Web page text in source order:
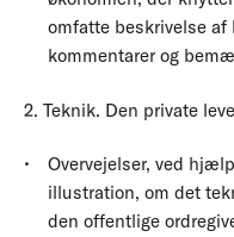
omfatte beskrivelse
kommentarer og
2. Teknik. Den private
Overvejelser, ved
illustration, om det
den offentlige